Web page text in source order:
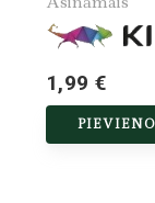
1,99 €